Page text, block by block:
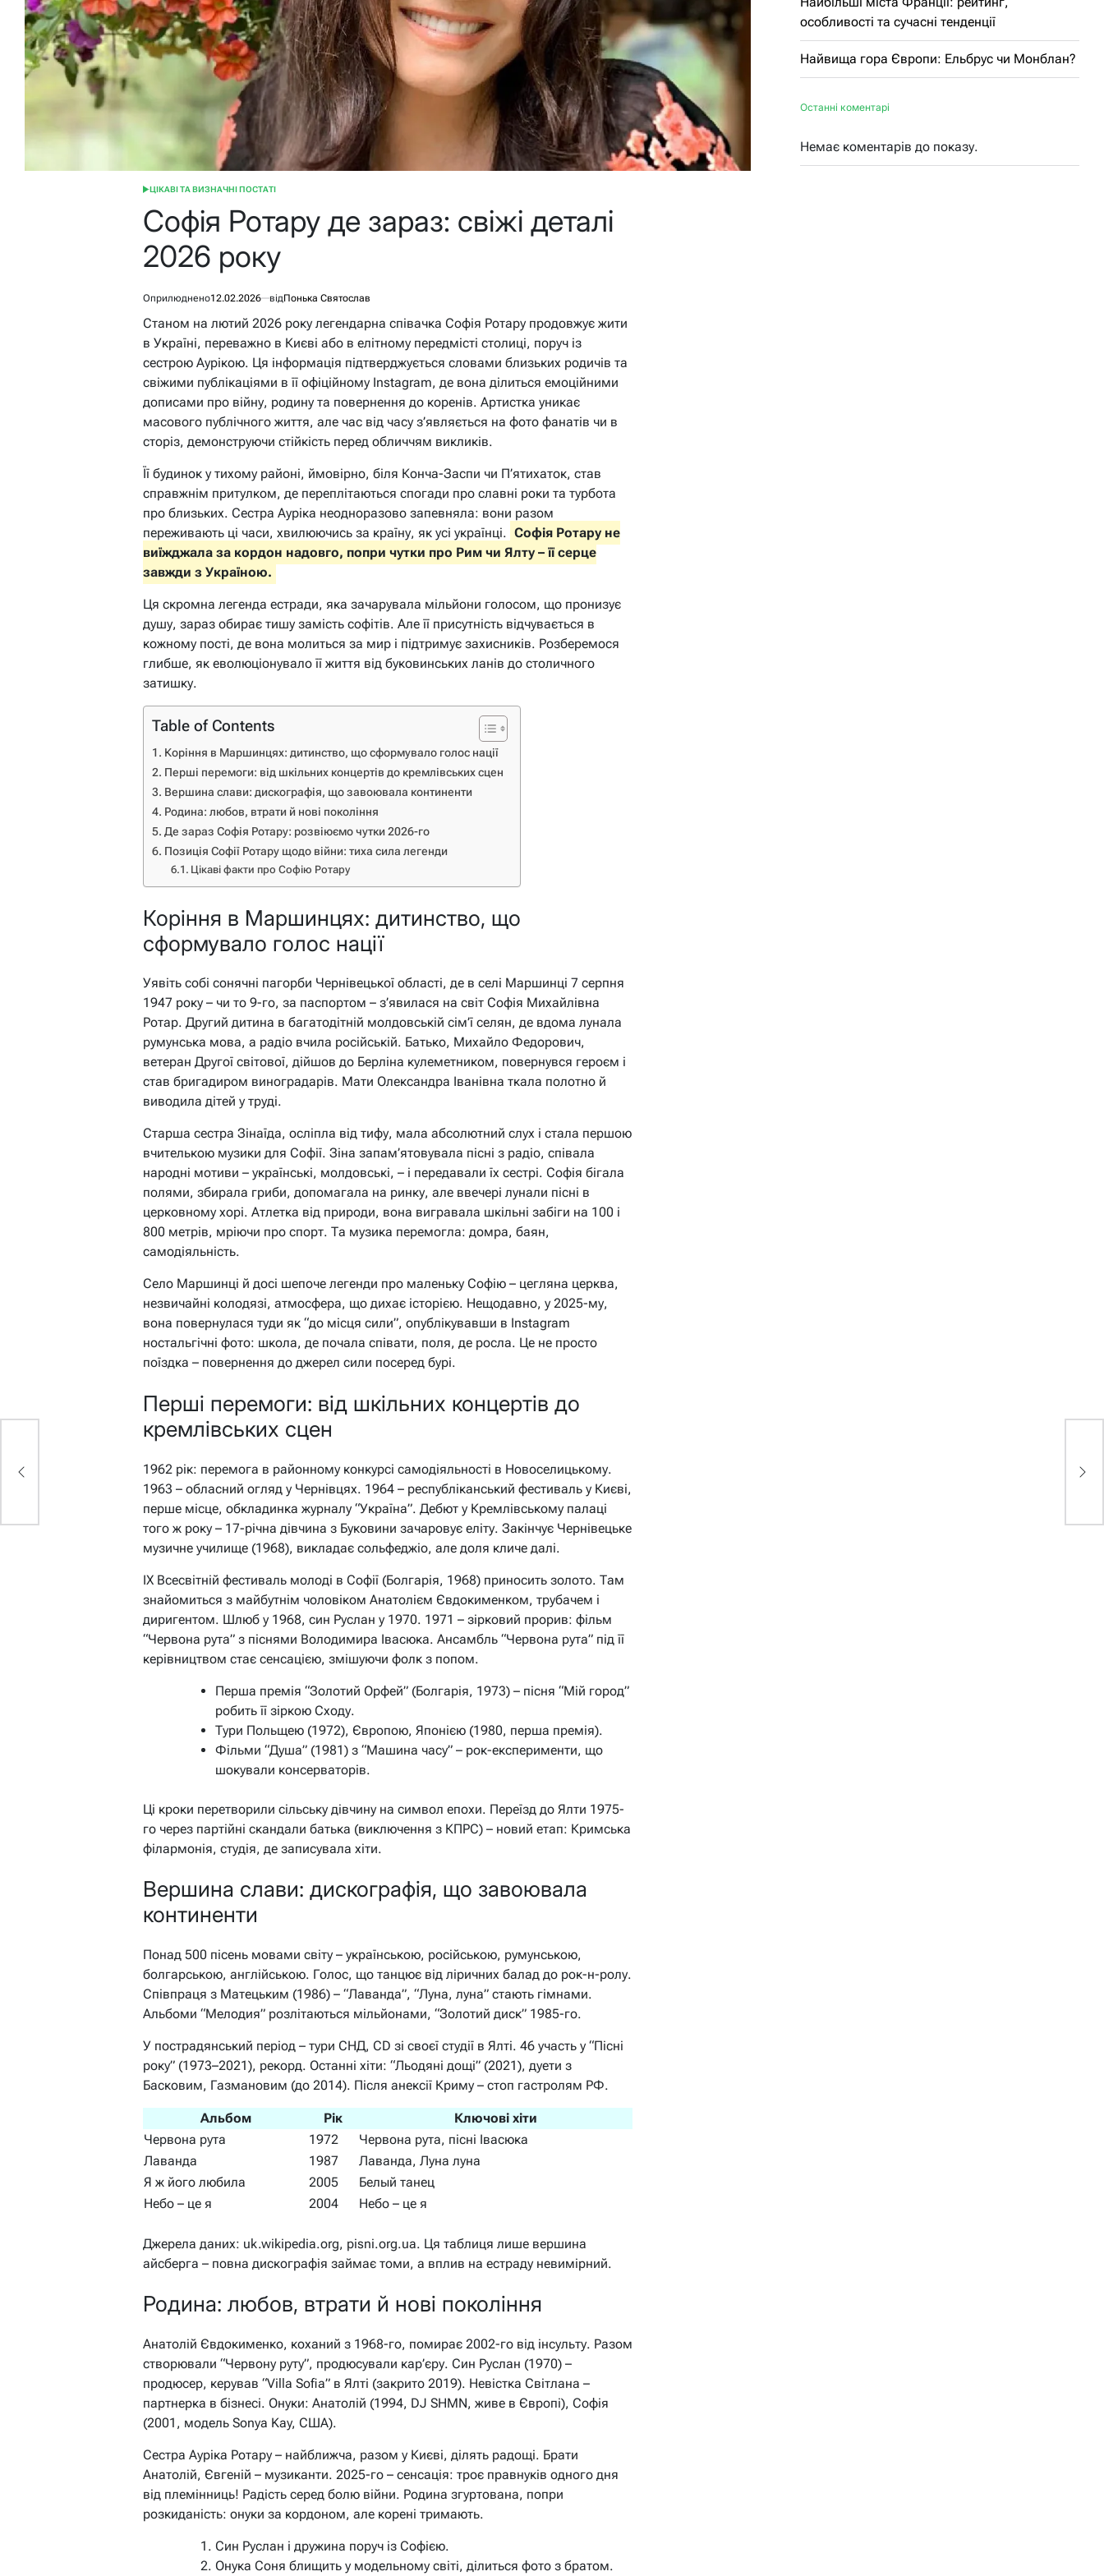
ОПУБЛІКУВАТИ
ЦІКАВІ ТА ВИЗНАЧНІ ПОСТАТІ
Софія Ротару де зараз: свіжі деталі
2026 року
Оприлюднено12.02.2026 відПонька Святослав
Станом на лютий 2026 року легендарна співачка Софія Ротару продовжує жити
в Україні, переважно в Києві або в елітному передмісті столиці, поруч із
сестрою Аурікою. Ця інформація підтверджується словами близьких родичів та
свіжими публікаціями в її офіційному Instagram, де вона ділиться емоційними
дописами про війну, родину та повернення до коренів. Артистка уникає
масового публічного життя, але час від часу з’являється на фото фанатів чи в
сторіз, демонструючи стійкість перед обличчям викликів.
Її будинок у тихому районі, ймовірно, біля Конча-Заспи чи П’ятихаток, став
справжнім притулком, де переплітаються спогади про славні роки та турбота
про близьких. Сестра Ауріка неодноразово запевняла: вони разом
переживають ці часи, хвилюючись за країну, як усі українці. Софія Ротару не
виїжджала за кордон надовго, попри чутки про Рим чи Ялту – її серце
завжди з Україною.
Ця скромна легенда естради, яка зачарувала мільйони голосом, що пронизує
душу, зараз обирає тишу замість софітів. Але її присутність відчувається в
кожному пості, де вона молиться за мир і підтримує захисників. Розберемося
глибше, як еволюціонувало її життя від буковинських ланів до столичного
затишку.
Table of Contents
Коріння в Маршинцях: дитинство, що сформувало голос нації
Перші перемоги: від шкільних концертів до кремлівських сцен
Вершина слави: дискографія, що завоювала континенти
Родина: любов, втрати й нові покоління
Де зараз Софія Ротару: розвіюємо чутки 2026-го
Позиція Софії Ротару щодо війни: тиха сила легенди
Цікаві факти про Софію Ротару
Коріння в Маршинцях: дитинство, що
сформувало голос нації
Уявіть собі сонячні пагорби Чернівецької області, де в селі Маршинці 7 серпня
1947 року – чи то 9-го, за паспортом – з’явилася на світ Софія Михайлівна
Ротар. Другий дитина в багатодітній молдовській сім’ї селян, де вдома лунала
румунська мова, а радіо вчила російській. Батько, Михайло Федорович,
ветеран Другої світової, дійшов до Берліна кулеметником, повернувся героєм і
став бригадиром виноградарів. Мати Олександра Іванівна ткала полотно й
виводила дітей у труді.
Старша сестра Зінаїда, осліпла від тифу, мала абсолютний слух і стала першою
вчителькою музики для Софії. Зіна запам’ятовувала пісні з радіо, співала
народні мотиви – українські, молдовські, – і передавали їх сестрі. Софія бігала
полями, збирала гриби, допомагала на ринку, але ввечері лунали пісні в
церковному хорі. Атлетка від природи, вона вигравала шкільні забіги на 100 і
800 метрів, мріючи про спорт. Та музика перемогла: домра, баян,
самодіяльність.
Село Маршинці й досі шепоче легенди про маленьку Софію – цегляна церква,
незвичайні колодязі, атмосфера, що дихає історією. Нещодавно, у 2025-му,
вона повернулася туди як “до місця сили”, опублікувавши в Instagram
ностальгічні фото: школа, де почала співати, поля, де росла. Це не просто
поїздка – повернення до джерел сили посеред бурі.
Перші перемоги: від шкільних концертів до
кремлівських сцен
1962 рік: перемога в районному конкурсі самодіяльності в Новоселицькому.
1963 – обласний огляд у Чернівцях. 1964 – республіканський фестиваль у Києві,
перше місце, обкладинка журналу “Україна”. Дебют у Кремлівському палаці
того ж року – 17-річна дівчина з Буковини зачаровує еліту. Закінчує Чернівецьке
музичне училище (1968), викладає сольфеджіо, але доля кличе далі.
IX Всесвітній фестиваль молоді в Софії (Болгарія, 1968) приносить золото. Там
знайомиться з майбутнім чоловіком Анатолієм Євдокименком, трубачем і
диригентом. Шлюб у 1968, син Руслан у 1970. 1971 – зірковий прорив: фільм
“Червона рута” з піснями Володимира Івасюка. Ансамбль “Червона рута” під її
керівництвом стає сенсацією, змішуючи фолк з попом.
Перша премія “Золотий Орфей” (Болгарія, 1973) – пісня “Мій город”
робить її зіркою Сходу.
Тури Польщею (1972), Європою, Японією (1980, перша премія).
Фільми “Душа” (1981) з “Машина часу” – рок-експерименти, що
шокували консерваторів.
Ці кроки перетворили сільську дівчину на символ епохи. Переїзд до Ялти 1975-
го через партійні скандали батька (виключення з КПРС) – новий етап: Кримська
філармонія, студія, де записувала хіти.
Вершина слави: дискографія, що завоювала
континенти
Понад 500 пісень мовами світу – українською, російською, румунською,
болгарською, англійською. Голос, що танцює від ліричних балад до рок-н-ролу.
Співпраця з Матецьким (1986) – “Лаванда”, “Луна, луна” стають гімнами.
Альбоми “Мелодия” розлітаються мільйонами, “Золотий диск” 1985-го.
У пострадянський період – тури СНД, CD зі своєї студії в Ялті. 46 участь у “Пісні
року” (1973–2021), рекорд. Останні хіти: “Льодяні дощі” (2021), дуети з
Басковим, Газмановим (до 2014). Після анексії Криму – стоп гастролям РФ.
Альбом Рік
Ключові хіти
Червона рута
1972
Червона рута, пісні Івасюка
Лаванда
1987
Лаванда, Луна луна
Я ж його любила
2005
Белый танец
Небо – це я
2004 Небо – це я
Джерела даних: uk.wikipedia.org, pisni.org.ua. Ця таблиця лише вершина
айсберга – повна дискографія займає томи, а вплив на естраду невимірний.
Родина: любов, втрати й нові покоління
Анатолій Євдокименко, коханий з 1968-го, помирає 2002-го від інсульту. Разом
створювали “Червону руту”, продюсували кар’єру. Син Руслан (1970) –
продюсер, керував “Villa Sofia” в Ялті (закрито 2019). Невістка Світлана –
партнерка в бізнесі. Онуки: Анатолій (1994, DJ SHMN, живе в Європі), Софія
(2001, модель Sonya Kay, США).
Сестра Ауріка Ротару – найближча, разом у Києві, ділять радощі. Брати
Анатолій, Євгеній – музиканти. 2025-го – сенсація: троє правнуків одного дня
від племінниць! Радість серед болю війни. Родина згуртована, попри
розкиданість: онуки за кордоном, але корені тримають.
Син Руслан і дружина поруч із Софією.
Онука Соня блищить у модельному світі, ділиться фото з братом.
особливості та сучасні тенденції
Найвища гора Європи: Ельбрус чи Монблан?
Останні коментарі
Немає коментарів до показу.